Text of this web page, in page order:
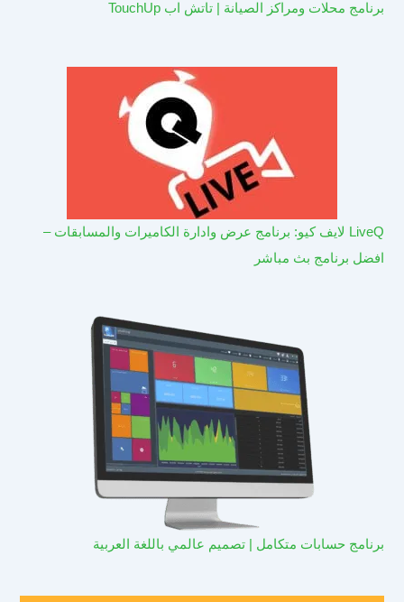
برنامج محلات ومراكز الصيانة | تاتش اب TouchUp
LiveQ لايف كيو: برنامج عرض وادارة الكاميرات والمسابقات –
افضل برنامج بث مباشر
برنامج حسابات متكامل | تصميم عالمي باللغة العربية